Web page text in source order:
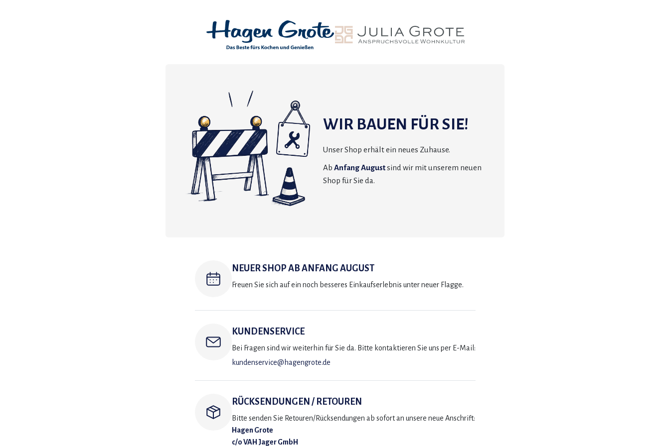
WIR BAUEN FÜR SIE!
Unser Shop erhält ein neues Zuhause.
Ab Anfang Augustsind wir mit unserem neuen
Shop für Sie da.
NEUER SHOP AB ANFANG AUGUST
Freuen Sie sich auf ein noch besseres Einkaufserlebnis unter neuer Flagge.
KUNDENSERVICE
Bei Fragen sind wir weiterhin für Sie da. Bitte kontaktieren Sie uns per E-Mail:
kundenservice@hagengrote.de
RÜCKSENDUNGEN / RETOUREN
Bitte senden Sie Retouren/Rücksendungen ab sofort an unsere neue Anschrift:
Hagen Grote
c/o VAH Jager GmbH